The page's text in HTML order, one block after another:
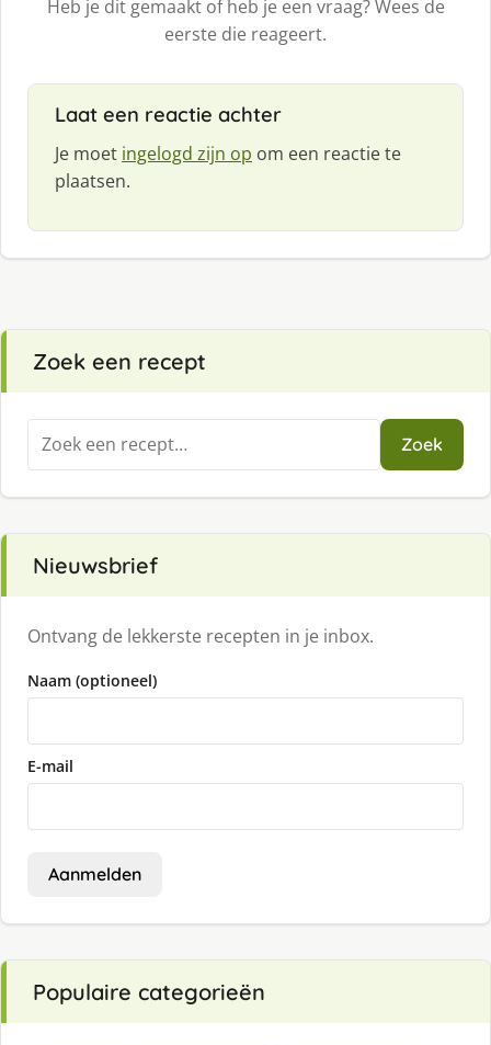
Heb je dit gemaakt of heb je een vraag? Wees de
eerste die reageert.
Laat een reactie achter
Je moet ingelogd zijn op om een reactie te
plaatsen.
Zoek een recept
Zoeken
naar:
Zoek
Nieuwsbrief
Ontvang de lekkerste recepten in je inbox.
Naam (optioneel)
E-mail
Aanmelden
Populaire categorieën